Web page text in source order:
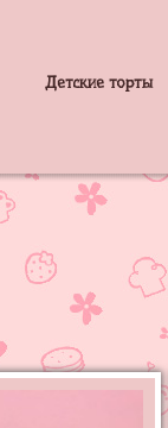
Детские торты